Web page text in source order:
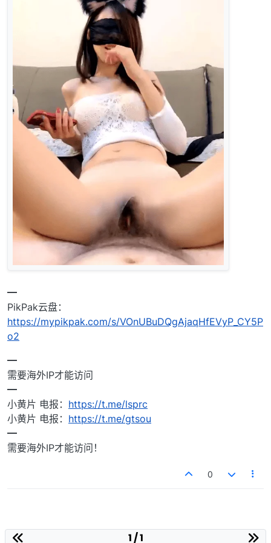
━
PikPak云盘：
https://mypikpak.com/s/VOnUBuDQgAjaqHfEVyP_CY5P
o2
━
需要海外IP才能访问
━
小黄片 电报： https://t.me/lsprc
小黄片 电报： https://t.me/gtsou
━
需要海外IP才能访问！
0
1 / 1